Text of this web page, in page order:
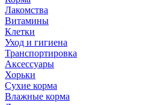
Лакомства
Витамины
Клетки
Уход и гигиена
Транспортировка
Аксессуары
Хорьки
Сухие корма
Влажные корма